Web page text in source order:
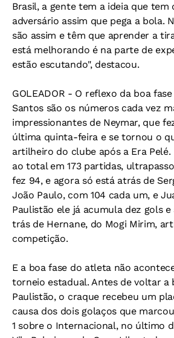
Brasil, a gente tem a ideia que tem
adversário assim que pega a bola.
são assim e têm que aprender a
está melhorando é na parte de
estão escutando", destacou.
GOLEADOR - O reflexo da boa
Santos são os números cada vez
impressionantes de Neymar, que
última quinta-feira e se tornou o
artilheiro do clube após a Era Pelé.
ao total em 173 partidas,
fez 94, e agora só está atrás de
João Paulo, com 104 cada um, e
Paulistão ele já acumula dez gols
trás de Hernane, do Mogi Mirim,
competição.
E a boa fase do atleta não
torneio estadual. Antes de voltar a
Paulistão, o craque recebeu um
causa dos dois golaços que
1 sobre o Internacional, no último